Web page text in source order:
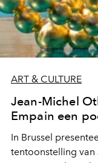
ART & CULTURE
Jean-Michel
Empain een
In Brussel
tentoonstelling